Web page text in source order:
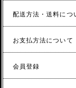
配送方法・送料につ
お支払方法について
会員登録